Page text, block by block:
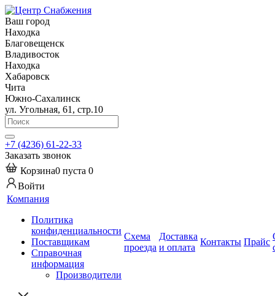
Ваш город
Находка
Благовещенск
Владивосток
Находка
Хабаровск
Чита
Южно-Сахалинск
ул. Угольная, 61, стр.10
+7 (4236) 61-22-33
Заказать звонок
Корзина0 пуста 0
Войти
Компания
Политика
конфиденциальности
Поставщикам
Справочная
информация
Производители
Схема
проезда
Доставка
и оплата
Контакты Прайс